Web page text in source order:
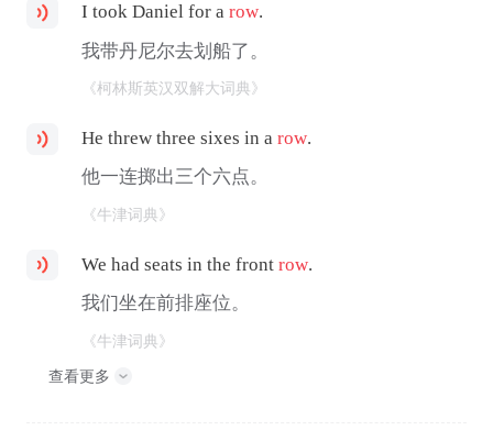
I took Daniel for arow.
我带丹尼尔去划船了。
《柯林斯英汉双解大词典》
He threw three sixes in arow.
他一连掷出三个六点。
《牛津词典》
We had seats in the frontrow.
我们坐在前排座位。
《牛津词典》
查看更多